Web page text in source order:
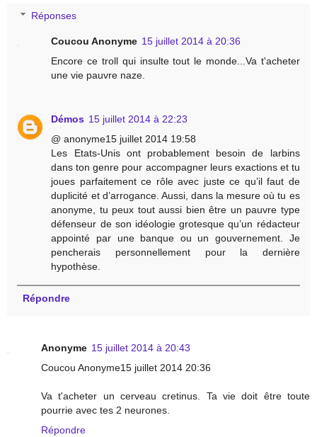
Réponses
Coucou Anonyme 15 juillet 2014 à 20:36
Encore ce troll qui insulte tout le monde...Va t'acheter
une vie pauvre naze.
Démos 15 juillet 2014 à 22:23
@ anonyme15 juillet 2014 19:58
Les Etats-Unis ont probablement besoin de larbins
dans ton genre pour accompagner leurs exactions et tu
joues parfaitement ce rôle avec juste ce qu’il faut de
duplicité et d’arrogance. Aussi, dans la mesure où tu es
anonyme, tu peux tout aussi bien être un pauvre type
défenseur de son idéologie grotesque qu’un rédacteur
appointé par une banque ou un gouvernement. Je
pencherais personnellement pour la dernière
hypothèse.
Répondre
Anonyme 15 juillet 2014 à 20:43
Coucou Anonyme15 juillet 2014 20:36
Va t'acheter un cerveau cretinus. Ta vie doit être toute
pourrie avec tes 2 neurones.
Répondre